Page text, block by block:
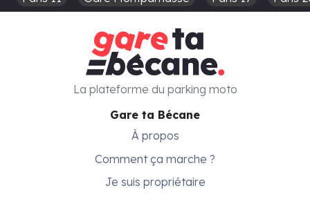
Gare ta Bécane
À propos
Comment ça marche ?
Je suis propriétaire
La plateforme du parking moto